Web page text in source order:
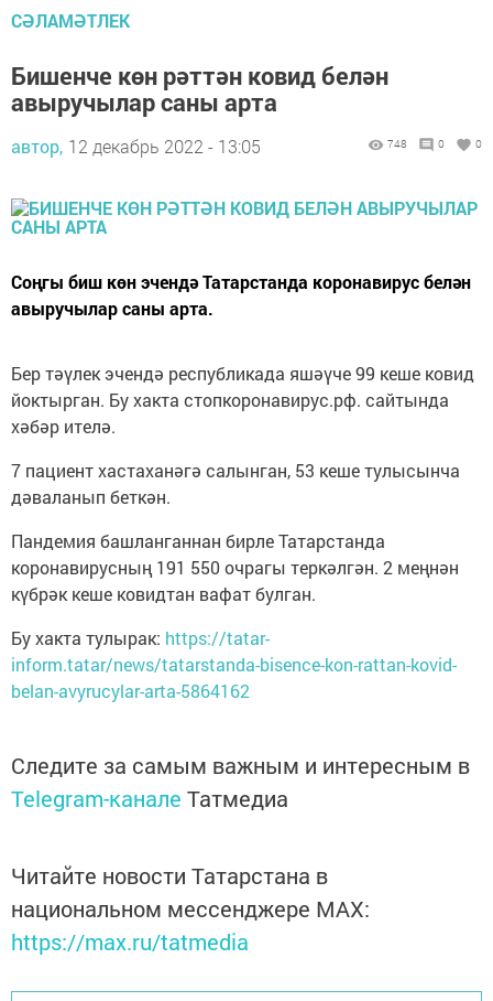
СӘЛАМӘТЛЕК
Бишенче көн рәттән ковид белән
авыручылар саны арта
автор, 12 декабрь 2022 - 13:05 748 0 0
Соңгы биш көн эчендә Татарстанда коронавирус белән
авыручылар саны арта.
Бер тәүлек эчендә республикада яшәүче 99 кеше ковид
йоктырган. Бу хакта стопкоронавирус.рф. сайтында
хәбәр ителә.
7 пациент хастаханәгә салынган, 53 кеше тулысынча
дәваланып беткән.
Пандемия башланганнан бирле Татарстанда
коронавирусның 191 550 очрагы теркәлгән. 2 меңнән
күбрәк кеше ковидтан вафат булган.
Бу хакта тулырак: https://tatar-
inform.tatar/news/tatarstanda-bisence-kon-rattan-kovid-
belan-avyrucylar-arta-5864162
Следите за самым важным и интересным в
Telegram-канале Татмедиа
Читайте новости Татарстана в
национальном мессенджере MАХ:
https://max.ru/tatmedia